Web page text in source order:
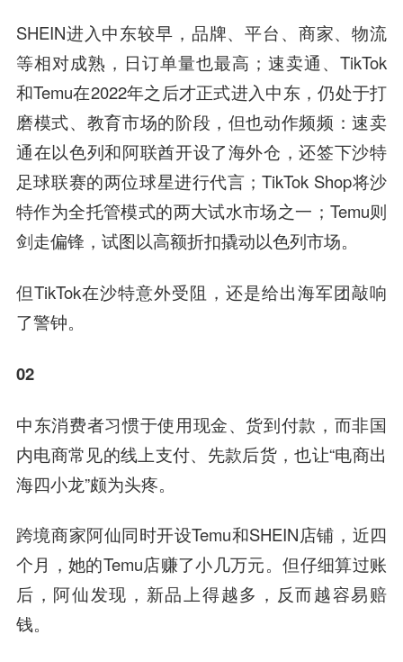
SHEIN进入中东较早，品牌、平台、商家、物流
等相对成熟，日订单量也最高；速卖通、TikTok
和Temu在2022年之后才正式进入中东，仍处于打
磨模式、教育市场的阶段，但也动作频频：速卖
通在以色列和阿联酋开设了海外仓，还签下沙特
足球联赛的两位球星进行代言；TikTok Shop将沙
特作为全托管模式的两大试水市场之一；Temu则
剑走偏锋，试图以高额折扣撬动以色列市场。
但TikTok在沙特意外受阻，还是给出海军团敲响
了警钟。
02
中东消费者习惯于使用现金、货到付款，而非国
内电商常见的线上支付、先款后货，也让“电商出
海四小龙”颇为头疼。
跨境商家阿仙同时开设Temu和SHEIN店铺，近四
个月，她的Temu店赚了小几万元。但仔细算过账
后，阿仙发现，新品上得越多，反而越容易赔
钱。